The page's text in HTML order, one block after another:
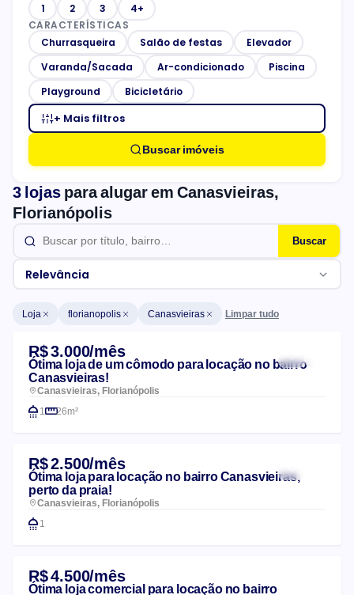
1
2 3
4+
CARACTERÍSTICAS
Churrasqueira
Salão de festas
Elevador
Varanda/Sacada
Ar-condicionado
Piscina
Playground
Bicicletário
+ Mais filtros
Buscar imóveis
3 lojaspara alugar em Canasvieiras,
Florianópolis
Buscar
Relevância
Loja florianopolis Canasvieiras Limpar tudo
Lista de imóveis
R$ 3.000/mês
Ótima loja de um cômodo para locação no bairro
Canasvieiras!
Canasvieiras, Florianópolis
1
26m²
R$ 2.500/mês
Ótima loja para locação no bairro Canasvieiras,
perto da praia!
Canasvieiras, Florianópolis
1
R$ 4.500/mês
Ótima loja comercial para locação no bairro